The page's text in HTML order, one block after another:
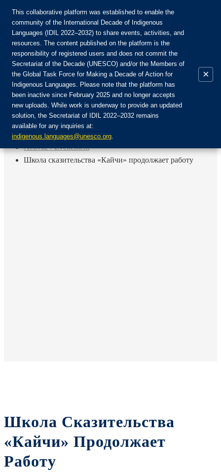
Rejoignez la communauté :
Login
FR
EN
ES
RU
Accueil
Activité / Événement
Школа сказительства «Кайчи» продолжает работу
Школа Сказительства
«Кайчи» Продолжает
Работу
This collaborative platform was established to enable the
community of the International Decade of Indigenous
Languages (IDIL 2022–2032) to share events, activities, and
resources. The content published on the platform is the
responsibility of registered users and does not commit the
Secretariat of the Decade (UNESCO) and/or the Members of
the Global Task Force for Making a Decade of Action for
Indigenous Languages. Please note that the platform has
been inactive since February 2025 and no longer accepts
new uploads. While work is underway to provide an updated
solution, the Secretariat of IDIL 2022–2032 remains
available for any inquiries at:
indigenous.languages@unesco.org.
×